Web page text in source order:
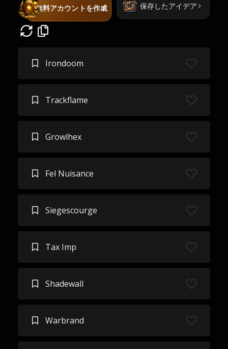
無料アカウントを作成 保存したアイデア
Irondoom
Trackflame
Growlhex
Fel Nuisance
Siegescourge
Tax Imp
Shadewall
Warbrand